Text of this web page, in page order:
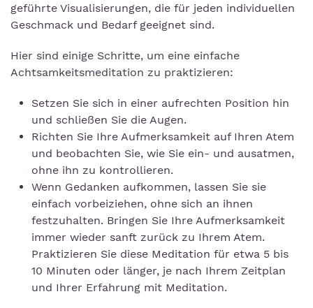
geführte Visualisierungen, die für jeden individuellen
Geschmack und Bedarf geeignet sind.
Hier sind einige Schritte, um eine einfache
Achtsamkeitsmeditation zu praktizieren:
Setzen Sie sich in einer aufrechten Position hin
und schließen Sie die Augen.
Richten Sie Ihre Aufmerksamkeit auf Ihren Atem
und beobachten Sie, wie Sie ein- und ausatmen,
ohne ihn zu kontrollieren.
Wenn Gedanken aufkommen, lassen Sie sie
einfach vorbeiziehen, ohne sich an ihnen
festzuhalten. Bringen Sie Ihre Aufmerksamkeit
immer wieder sanft zurück zu Ihrem Atem.
Praktizieren Sie diese Meditation für etwa 5 bis
10 Minuten oder länger, je nach Ihrem Zeitplan
und Ihrer Erfahrung mit Meditation.